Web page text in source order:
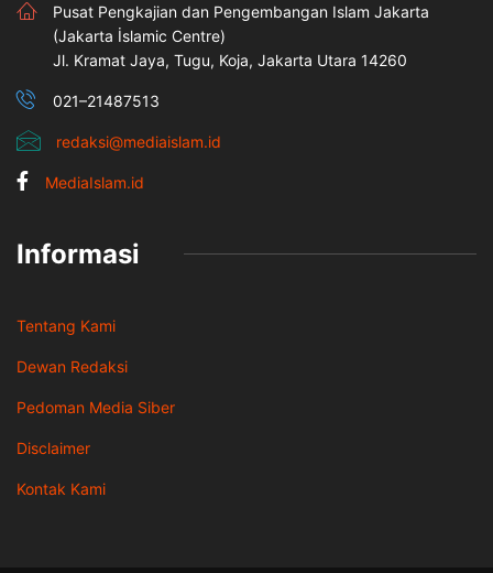
Pusat Pengkajian dan Pengembangan Islam Jakarta
(Jakarta İslamic Centre)
Jl. Kramat Jaya, Tugu, Koja, Jakarta Utara 14260
021–21487513
redaksi@mediaislam.id
MediaIslam.id
Informasi
Tentang Kami
Dewan Redaksi
Pedoman Media Siber
Disclaimer
Kontak Kami